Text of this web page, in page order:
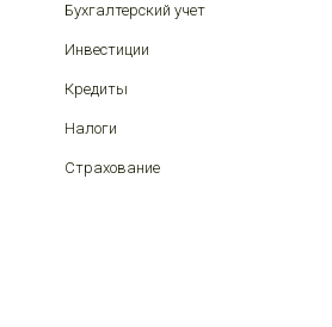
Бухгалтерский учет
Инвестиции
Кредиты
Налоги
Страхование